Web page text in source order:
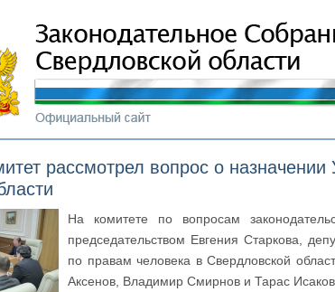
рассмотрел вопрос о
На комитете по вопросам
председательством Евгения Старкова,
по правам человека в Свердловской
Аксенов, Владимир Смирнов и Тарас Исаков.